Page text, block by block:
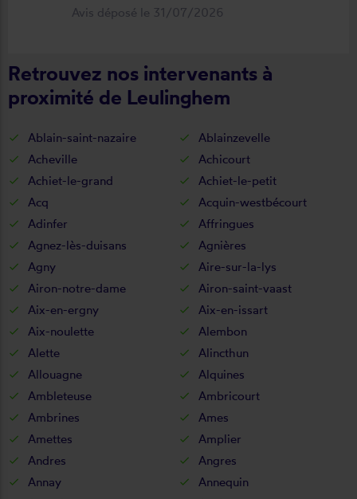
Avis déposé le 31/07/2026
Retrouvez nos intervenants à
proximité de Leulinghem
Ablain-saint-nazaire
Ablainzevelle
Acheville
Achicourt
Achiet-le-grand
Achiet-le-petit
Acq
Acquin-westbécourt
Adinfer
Affringues
Agnez-lès-duisans
Agnières
Agny
Aire-sur-la-lys
Airon-notre-dame
Airon-saint-vaast
Aix-en-ergny
Aix-en-issart
Aix-noulette
Alembon
Alette
Alincthun
Allouagne
Alquines
Ambleteuse
Ambricourt
Ambrines
Ames
Amettes
Amplier
Andres
Angres
Annay
Annequin